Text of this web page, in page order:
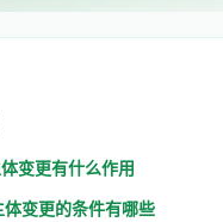
变更有什么作用
体变更的条件有哪些